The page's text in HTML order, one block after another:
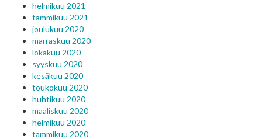
helmikuu 2021
tammikuu 2021
joulukuu 2020
marraskuu 2020
lokakuu 2020
syyskuu 2020
kesäkuu 2020
toukokuu 2020
huhtikuu 2020
maaliskuu 2020
helmikuu 2020
tammikuu 2020